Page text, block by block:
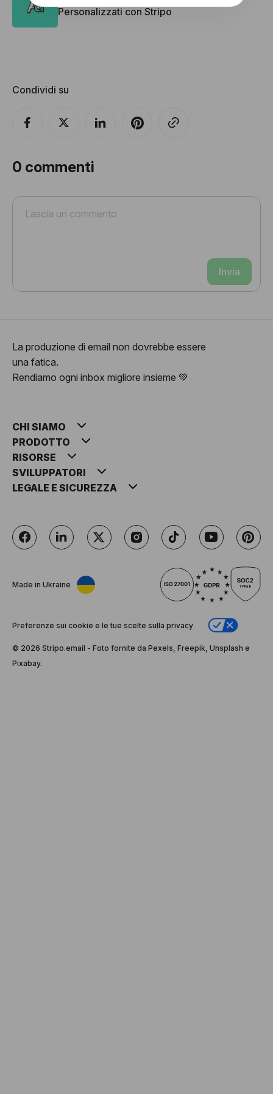
Personalizzati con Stripo
Condividi su
0 commenti
Invia
La produzione di email non dovrebbe essere
una fatica.
Rendiamo ogni inbox migliore insieme 💚
CHI SIAMO
PRODOTTO
RISORSE
SVILUPPATORI
LEGALE E SICUREZZA
Made in Ukraine
Preferenze sui cookie e le tue scelte sulla privacy
© 2026 Stripо.email - Foto fornite da Pexels, Freepik, Unsplash e
Pixabay.